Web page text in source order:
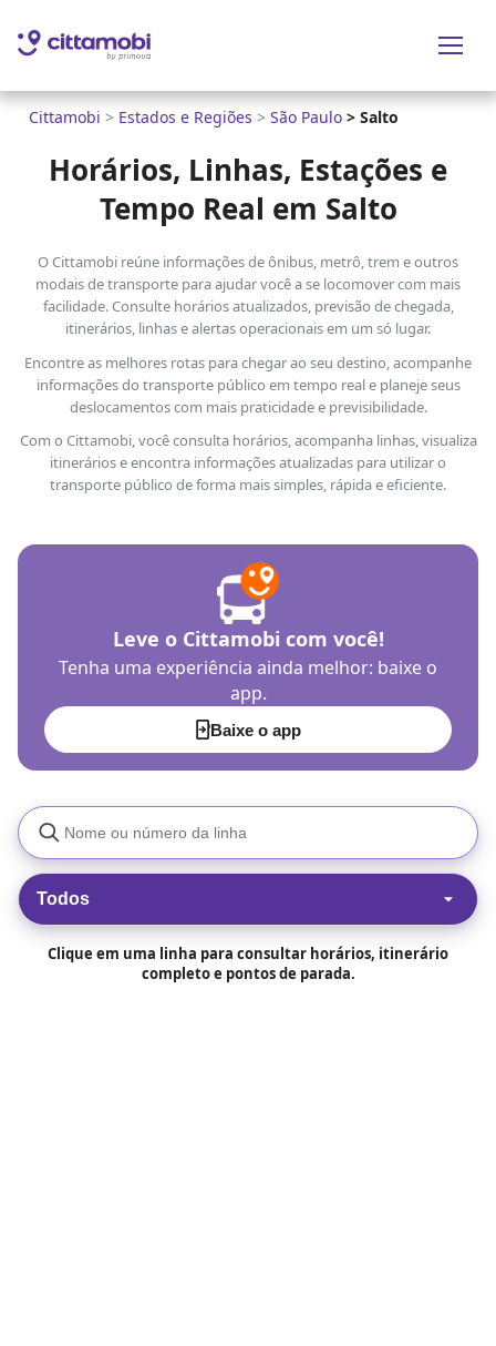
Cittamobi > Estados e Regiões > São Paulo > Salto
Horários, Linhas, Estações e
Tempo Real em Salto
O Cittamobi reúne informações de ônibus, metrô, trem e outros
modais de transporte para ajudar você a se locomover com mais
facilidade. Consulte horários atualizados, previsão de chegada,
itinerários, linhas e alertas operacionais em um só lugar.
Encontre as melhores rotas para chegar ao seu destino, acompanhe
informações do transporte público em tempo real e planeje seus
deslocamentos com mais praticidade e previsibilidade.
Com o Cittamobi, você consulta horários, acompanha linhas, visualiza
itinerários e encontra informações atualizadas para utilizar o
transporte público de forma mais simples, rápida e eficiente.
Leve o Cittamobi com você!
Tenha uma experiência ainda melhor: baixe o
app.
Baixe o app
Todos
Clique em uma linha para consultar horários, itinerário
completo e pontos de parada.